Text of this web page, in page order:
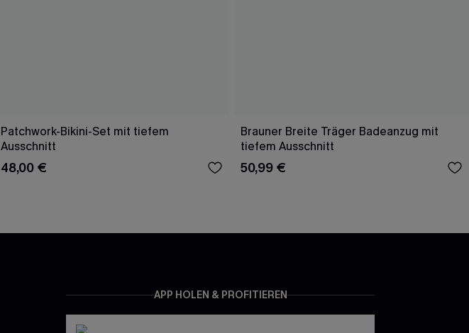
Patchwork-Bikini-Set mit tiefem
Ausschnitt
48,00 €
Brauner Breite Träger Badeanzug mit
tiefem Ausschnitt
50,99 €
APP HOLEN & PROFITIEREN